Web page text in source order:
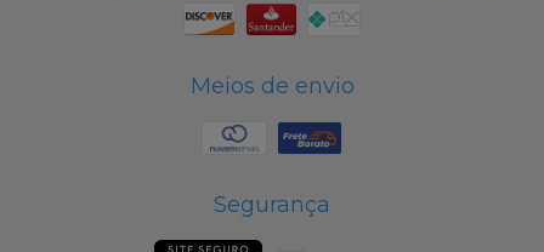
Meios de envio
Segurança